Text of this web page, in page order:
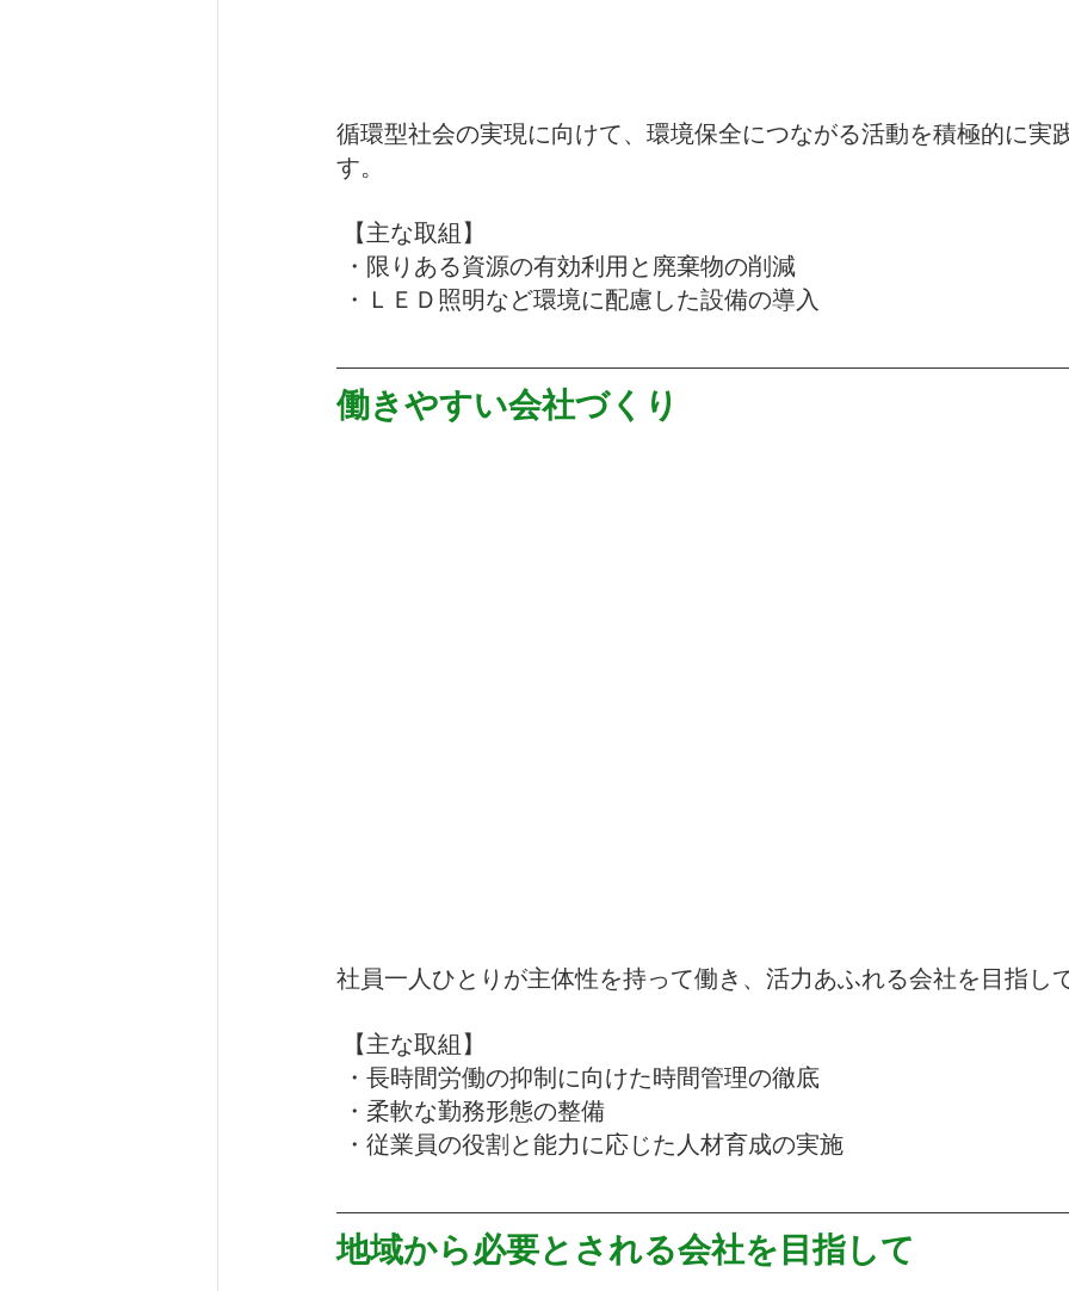
循環型社会の実現に向けて、環境保全につながる活動を積極的に実
す。
【主な取組】
・限りある資源の有効利用と廃棄物の削減
・ＬＥＤ照明など環境に配慮した設備の導入
働きやすい会社づくり
社員一人ひとりが主体性を持って働き、活力あふれる会社を目指し
【主な取組】
・長時間労働の抑制に向けた時間管理の徹底
・柔軟な勤務形態の整備
・従業員の役割と能力に応じた人材育成の実施
地域から必要とされる会社を目指して